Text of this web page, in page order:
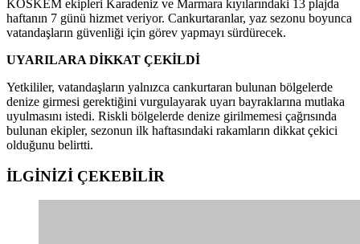
KOSKEM ekipleri Karadeniz ve Marmara kıyılarındaki 13 plajda
haftanın 7 günü hizmet veriyor. Cankurtaranlar, yaz sezonu boyunca
vatandaşların güvenliği için görev yapmayı sürdürecek.
UYARILARA DİKKAT ÇEKİLDİ
Yetkililer, vatandaşların yalnızca cankurtaran bulunan bölgelerde
denize girmesi gerektiğini vurgulayarak uyarı bayraklarına mutlaka
uyulmasını istedi. Riskli bölgelerde denize girilmemesi çağrısında
bulunan ekipler, sezonun ilk haftasındaki rakamların dikkat çekici
olduğunu belirtti.
İLGİNİZİ ÇEKEBİLİR